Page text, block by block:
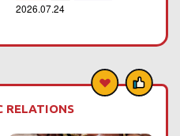
2026.07.24
RELATIONS